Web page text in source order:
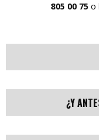
805 00 75 o
¿Y